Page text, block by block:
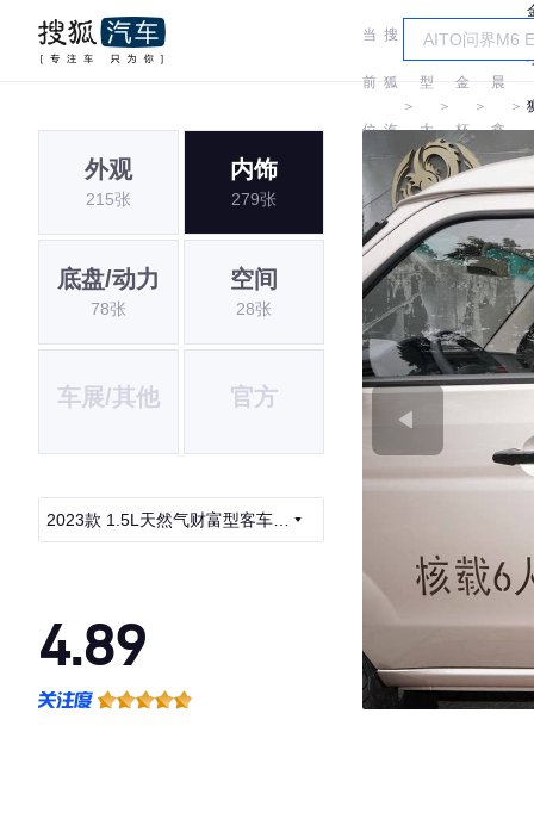
当
前
位
置:
搜
狐
汽
车
＞
车
型
大
全
＞
金
杯
＞
华
晨
鑫
＞
外观
215张
内饰
279张
底盘/动力
78张
空间
28张
车展/其他 官方
2023款 1.5L天然气财富型客车
4.89